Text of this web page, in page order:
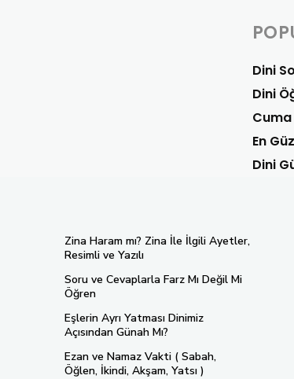
Dini
Dini
Cuma
En
Dini
Zina Haram mı? Zina İle İlgili Ayetler,
Resimli ve Yazılı
Soru ve Cevaplarla Farz Mı Değil Mi
Öğren
Eşlerin Ayrı Yatması Dinimiz
Açısından Günah Mı?
Ezan ve Namaz Vakti ( Sabah,
Öğlen, İkindi, Akşam, Yatsı )